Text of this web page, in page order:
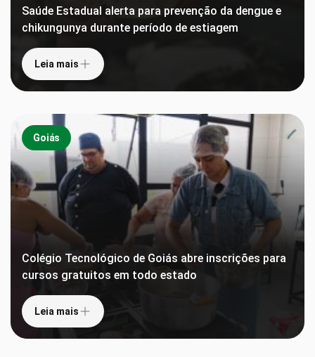
Saúde Estadual alerta para prevenção da dengue e
chikungunya durante período de estiagem
Leia mais
Goiás
Colégio Tecnológico de Goiás abre inscrições para
cursos gratuitos em todo estado
Leia mais